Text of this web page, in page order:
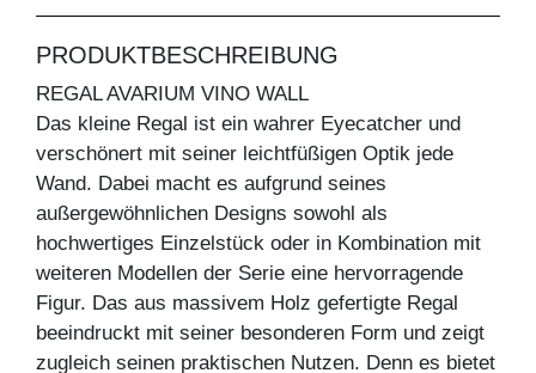
PRODUKTBESCHREIBUNG
REGAL AVARIUM VINO WALL
Das kleine Regal ist ein wahrer Eyecatcher und
verschönert mit seiner leichtfüßigen Optik jede
Wand. Dabei macht es aufgrund seines
außergewöhnlichen Designs sowohl als
hochwertiges Einzelstück oder in Kombination mit
weiteren Modellen der Serie eine hervorragende
Figur. Das aus massivem Holz gefertigte Regal
beeindruckt mit seiner besonderen Form und zeigt
zugleich seinen praktischen Nutzen. Denn es bietet